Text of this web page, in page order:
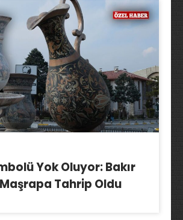
Yok Oluyor: Bakır
Tahrip Oldu